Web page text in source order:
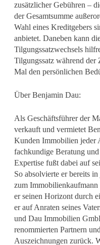
zusätzlicher Gebühren –
der Gesamtsumme
Wahl eines Kreditgebers
anbietet. Daneben kann
Tilgungssatzwechsels
Tilgungssatz während
Mal den persönlichen
Über Benjamin Dau:
Als Geschäftsführer der
verkauft und vermietet
Kunden Immobilien jeder
fachkundige Beratung
Expertise fußt dabei auf
So absolvierte er bereits
zum Immobilienkaufmann
er seinen Horizont durch
er auf Anraten seines
und Dau Immobilien
renommierten Partnern
Auszeichnungen zurück.